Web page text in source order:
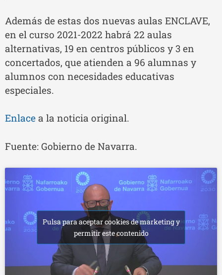
Además de estas dos nuevas aulas ENCLAVE,
en el curso 2021-2022 habrá 22 aulas
alternativas, 19 en centros públicos y 3 en
concertados, que atienden a 96 alumnas y
alumnos con necesidades educativas
especiales.
Enlace a la noticia original.
Fuente: Gobierno de Navarra.
Pulsa para aceptar cookies de marketing y
permitir este contenido